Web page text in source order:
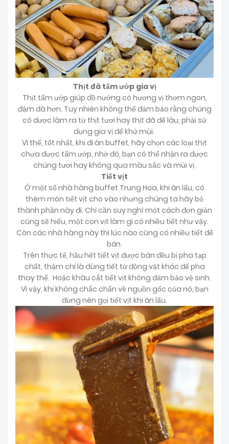
Thịt đã tẩm ướp gia vị
Thịt tẩm ướp giúp đồ nướng có hương vị thơm ngon,
đậm đà hơn. Tuy nhiên không thể đảm bảo rằng chúng
có được làm ra từ thịt tươi hay thịt đã để lâu, phải sử
dụng gia vị để khử mùi.
Vì thế, tốt nhất, khi đi ăn buffet, hãy chọn các loại thịt
chưa được tẩm ướp, nhờ đó, bạn có thể nhận ra được
chúng tươi hay không qua màu sắc và mùi vị.
Tiết vịt
Ở một số nhà hàng buffet Trung Hoa, khi ăn lẩu, có
thêm món tiết vịt cho vào nhưng chúng ta hãy bỏ
thành phần này đi. Chỉ cần suy nghĩ một cách đơn giản
cũng sẽ hiểu, một con vịt làm gì có nhiều tiết như vậy.
Còn các nhà hàng này thì lúc nào cũng có nhiều tiết để
bán.
Trên thực tế, hầu hết tiết vịt được bán đều bị pha tạp
chất, thậm chí là dùng tiết từ động vật khác để pha
thay thế. Hoặc khâu cắt tiết vịt không đảm bảo vệ sinh.
Vì vậy, khi không chắc chắn về nguồn gốc của nó, bạn
đừng nên gọi tiết vịt khi ăn lẩu.